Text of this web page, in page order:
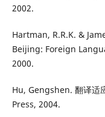
2002.
Hartman, R.R.K. &
Beijing: Foreign
2000.
Hu, Gengshen. 翻译适
Press, 2004.